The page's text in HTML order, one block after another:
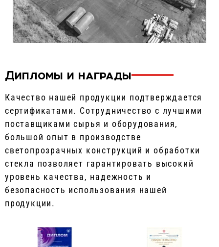
Дипломы и награды
Качество нашей продукции подтверждается
сертификатами. Сотрудничество с лучшими
поставщиками сырья и оборудования,
большой опыт в производстве
светопрозрачных конструкций и обработки
стекла позволяет гарантировать высокий
уровень качества, надежность и
безопасность использования нашей
продукции.